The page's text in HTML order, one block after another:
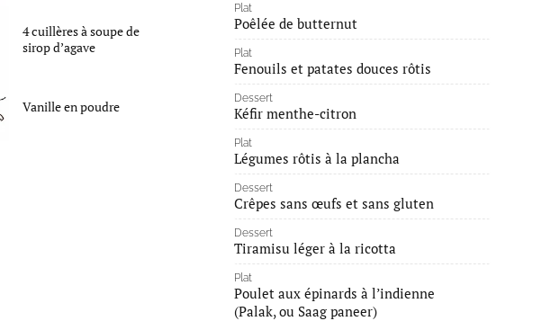
4cuillères à soupede
sirop d’agave
Vanille en poudre
Plat
Poêlée de butternut
Plat
Fenouils et patates douces rôtis
Dessert
Kéfir menthe-citron
Plat
Légumes rôtis à la plancha
Dessert
Crêpes sans œufs et sans gluten
Dessert
Tiramisu léger à la ricotta
Plat
Poulet aux épinards à l’indienne
(Palak, ou Saag paneer)